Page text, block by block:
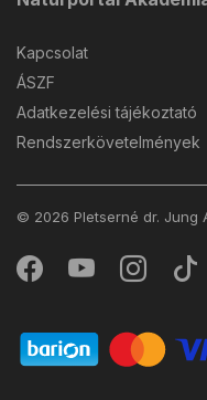
Kapcsolat
ÁSZF
Adatkezelési tájékoztató
Rendszerkövetelmények
© 2026 Pletserné dr. Jung